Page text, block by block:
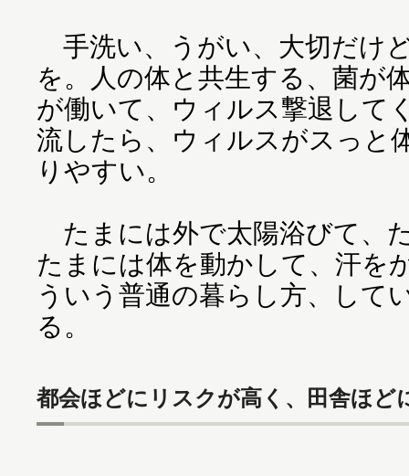
手洗い、うがい、大切だけ
を。人の体と共生する、菌が
が働いて、ウィルス撃退して
流したら、ウィルスがスっと
りやすい。
たまには外で太陽浴びて、
たまには体を動かして、汗を
ういう普通の暮らし方、して
る。
都会ほどにリスクが高く、田舎ほど